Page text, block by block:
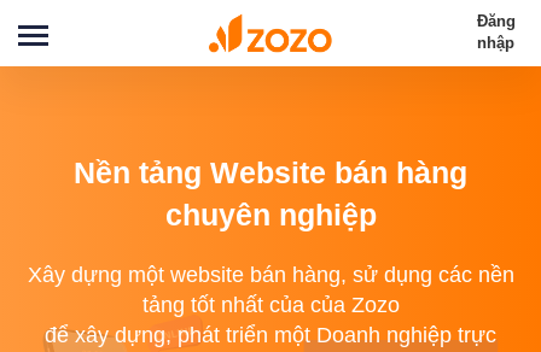
Đăng
nhập
Nền tảng Website bán hàng
chuyên nghiệp
Xây dựng một website bán hàng, sử dụng các nền
tảng tốt nhất của của Zozo
để xây dựng, phát triển một Doanh nghiệp trực